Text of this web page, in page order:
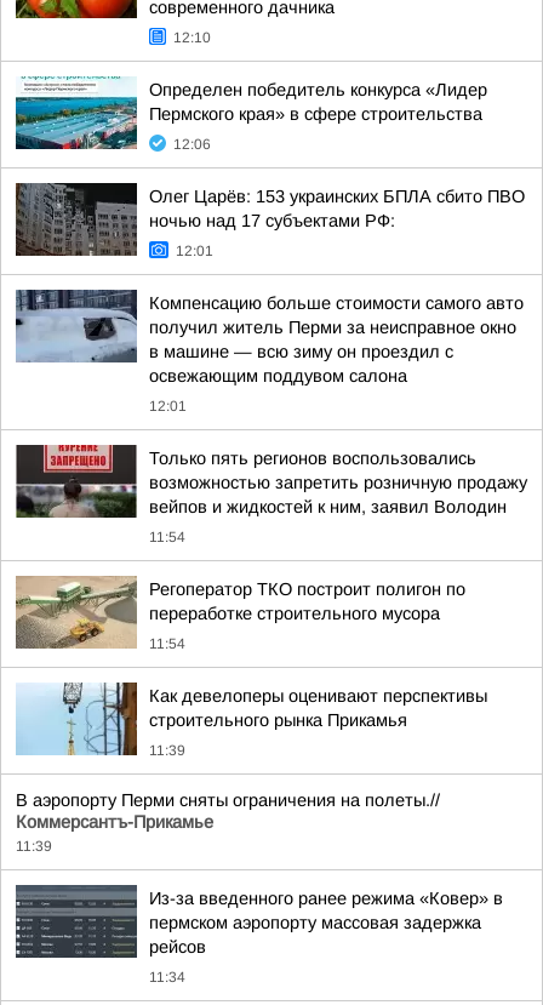
современного дачника
12:10
Определен победитель конкурса «Лидер
Пермского края» в сфере строительства
12:06
Олег Царёв: 153 украинских БПЛА сбито ПВО
ночью над 17 субъектами РФ:
12:01
Компенсацию больше стоимости самого авто
получил житель Перми за неисправное окно
в машине — всю зиму он проездил с
освежающим поддувом салона
12:01
Только пять регионов воспользовались
возможностью запретить розничную продажу
вейпов и жидкостей к ним, заявил Володин
11:54
Регоператор ТКО построит полигон по
переработке строительного мусора
11:54
Как девелоперы оценивают перспективы
строительного рынка Прикамья
11:39
В аэропорту Перми сняты ограничения на полеты.//
Коммерсантъ-Прикамье
11:39
Из-за введенного ранее режима «Ковер» в
пермском аэропорту массовая задержка
рейсов
11:34